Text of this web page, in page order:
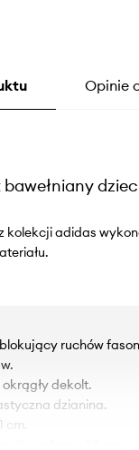
Opinie
kolekcji adidas
ruchów
dekolt.
dzianina.
cm.